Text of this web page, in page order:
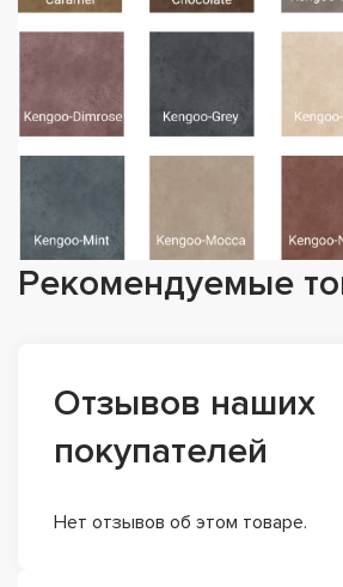
Рекомендуемые
Отзывов наших
покупателей
Нет отзывов об этом товаре.